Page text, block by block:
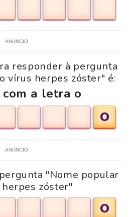
ANÚNCIO
responder à pergunta
vírus herpes zóster" é:
a letra o
O
ANÚNCIO
"Nome popular
zóster"
O